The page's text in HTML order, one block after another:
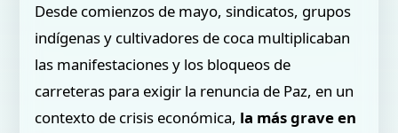
Desde comienzos de mayo, sindicatos, grupos
indígenas y cultivadores de coca multiplicaban
las manifestaciones y los bloqueos de
carreteras para exigir la renuncia de Paz, en un
contexto de crisis económica, la más grave en